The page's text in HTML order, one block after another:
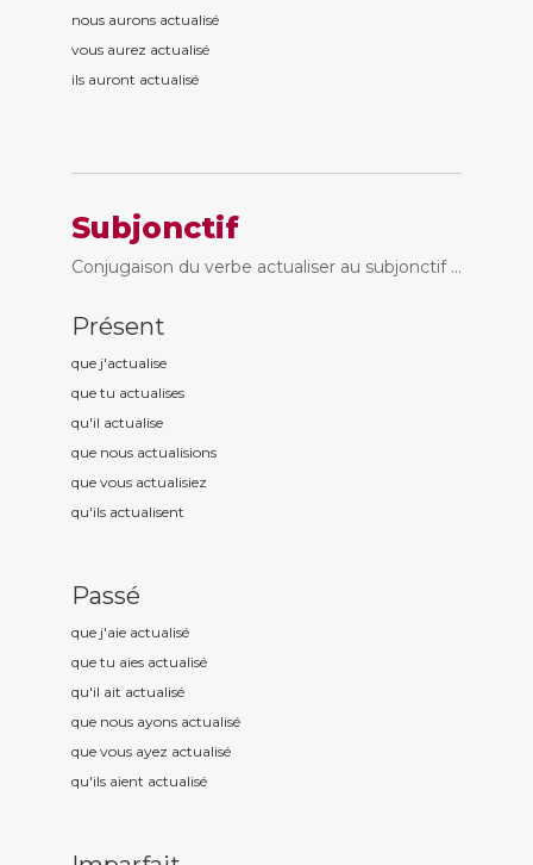
nous aurons actualisé
vous aurez actualisé
ils auront actualisé
Subjonctif
Conjugaison du verbe actualiser au subjonctif ...
Présent
que j'actualise
que tu actualises
qu'il actualise
que nous actualisions
que vous actualisiez
qu'ils actualisent
Passé
que j'aie actualisé
que tu aies actualisé
qu'il ait actualisé
que nous ayons actualisé
que vous ayez actualisé
qu'ils aient actualisé